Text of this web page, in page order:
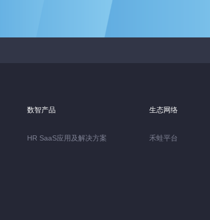
数智产品
HR SaaS应用及解决方案
生态网络
禾蛙平台